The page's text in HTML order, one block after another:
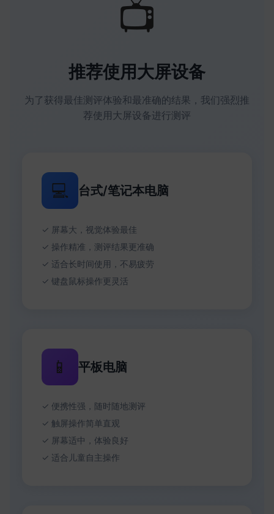
📺
推荐使用大屏设备
为了获得最佳测评体验和最准确的结果，我们强烈推
荐使用大屏设备进行测评
💻 台式/笔记本电脑
✓ 屏幕大，视觉体验最佳
✓ 操作精准，测评结果更准确
✓ 适合长时间使用，不易疲劳
✓ 键盘鼠标操作更灵活
📱 平板电脑
✓ 便携性强，随时随地测评
✓ 触屏操作简单直观
✓ 屏幕适中，体验良好
✓ 适合儿童自主操作